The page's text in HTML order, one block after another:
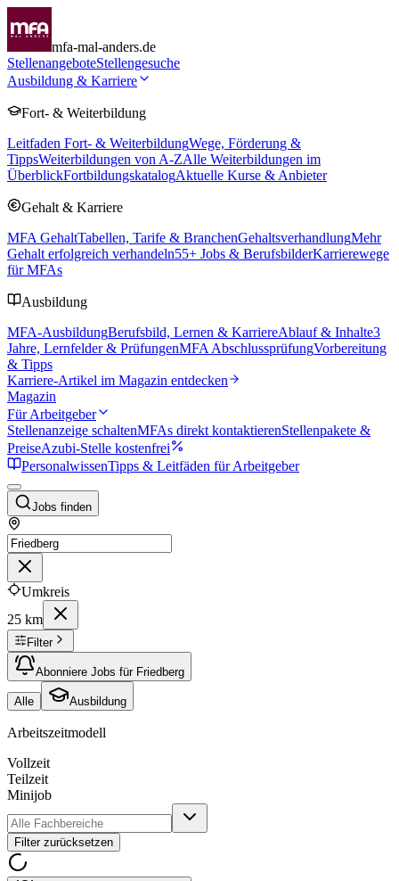
mfa-mal-anders.de
StellenangeboteStellengesuche
Ausbildung & Karriere
Fort- & Weiterbildung
Leitfaden Fort- & WeiterbildungWege, Förderung &
TippsWeiterbildungen von A-ZAlle Weiterbildungen im
ÜberblickFortbildungskatalogAktuelle Kurse & Anbieter
Gehalt & Karriere
MFA GehaltTabellen, Tarife & BranchenGehaltsverhandlungMehr
Gehalt erfolgreich verhandeln55+ Jobs & BerufsbilderKarrierewege
für MFAs
Ausbildung
MFA-AusbildungBerufsbild, Lernen & KarriereAblauf & Inhalte3
Jahre, Lernfelder & PrüfungenMFA AbschlussprüfungVorbereitung
& Tipps
Karriere-Artikel im Magazin entdecken
Magazin
Für Arbeitgeber
Stellenanzeige schaltenMFAs direkt kontaktierenStellenpakete &
PreiseAzubi-Stelle kostenfrei
PersonalwissenTipps & Leitfäden für Arbeitgeber
Jobs finden
Umkreis
25 km
Filter
Abonniere Jobs für Friedberg
Alle Ausbildung
Arbeitszeitmodell
Vollzeit
Teilzeit
Minijob
Filter zurücksetzen